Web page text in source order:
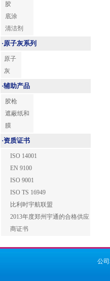
胶
底涂
清洁剂
·原子灰系列
原子
灰
·辅助产品
胶枪
遮蔽纸和
膜
·资质证书
ISO 14001
EN 9100
ISO 9001
ISO TS 16949
比利时宇航联盟
2013年度郑州宇通的合格供应
商证书
公